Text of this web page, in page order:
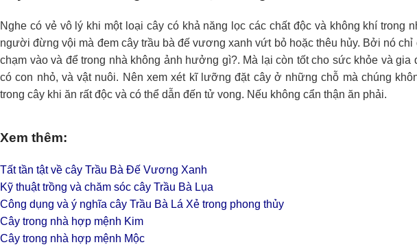
Nghe có vẻ vô lý khi một loại cây có khả năng lọc các chất độc và không khí trong
người đừng vội mà đem cây trầu bà đế vương xanh vứt bỏ hoặc thêu hủy. Bởi nó
chạm vào và để trong nhà không ảnh hưởng gì?. Mà lại còn tốt cho sức khỏe và gia
có con nhỏ, và vật nuôi. Nên xem xét kĩ lưỡng đặt cây ở những chỗ mà chúng
trong cây khi ăn rất độc và có thể dẫn đến tử vong. Nếu không cẩn thận ăn phải.
Xem thêm:
Tất tần tật về cây Trầu Bà Đế Vương Xanh
Kỹ thuật trồng và chăm sóc cây Trầu Bà Lụa
Công dụng và ý nghĩa cây Trầu Bà Lá Xẻ trong phong thủy
Cây trong nhà hợp mệnh Kim
Cây trong nhà hợp mệnh Mộc